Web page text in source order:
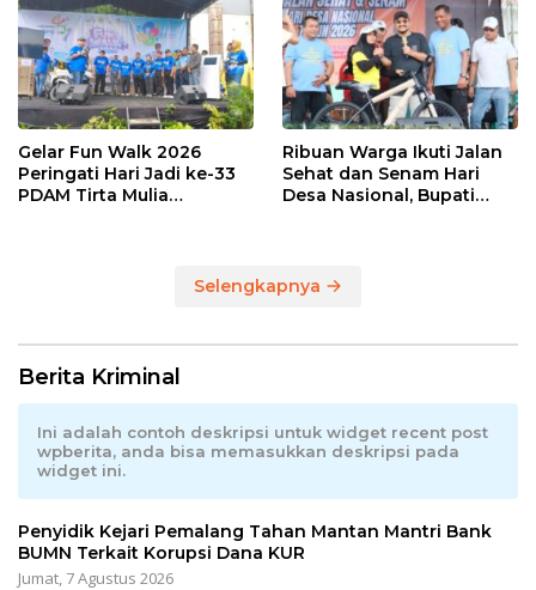
Melaju
Gelar Fun Walk 2026
Peringati Hari Jadi ke-33
PDAM Tirta Mulia
Ribuan Warga Ikuti Jalan
Sehat dan Senam Hari
Desa Nasional, Bupati
Selengkapnya
Berita Kriminal
Ini adalah contoh deskripsi untuk widget recent post
wpberita, anda bisa memasukkan deskripsi pada
widget ini.
Penyidik Kejari Pemalang Tahan Mantan Mantri Bank
BUMN Terkait Korupsi Dana KUR
Jumat, 7 Agustus 2026